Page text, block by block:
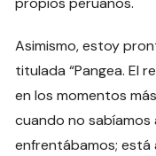
Asimismo, estoy
titulada “Pangea. El
en los momentos
cuando no sabíamos
enfrentábamos; está